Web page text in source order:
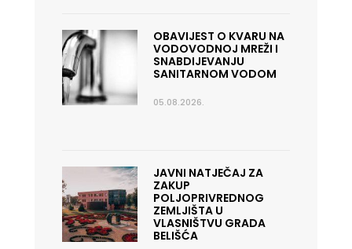
OBAVIJEST O KVARU NA
VODOVODNOJ MREŽI I
SNABDIJEVANJU
SANITARNOM VODOM
05.08.2026.
JAVNI NATJEČAJ ZA
ZAKUP
POLJOPRIVREDNOG
ZEMLJIŠTA U
VLASNIŠTVU GRADA
BELIŠĆA